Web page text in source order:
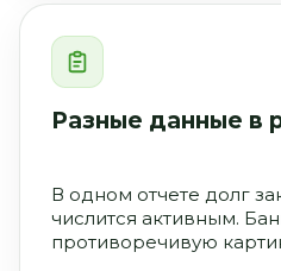
Разные данные в
В одном отчете долг
числится активным.
противоречивую